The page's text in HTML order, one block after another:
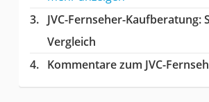
JVC-Fernseher-Kaufberatung:
Vergleich
Kommentare zum JVC-